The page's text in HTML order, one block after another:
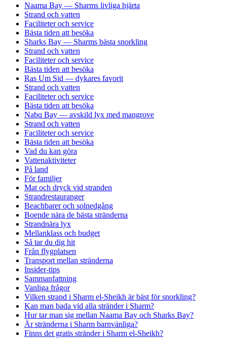
Naama Bay — Sharms livliga hjärta
Strand och vatten
Faciliteter och service
Bästa tiden att besöka
Sharks Bay — Sharms bästa snorkling
Strand och vatten
Faciliteter och service
Bästa tiden att besöka
Ras Um Sid — dykares favorit
Strand och vatten
Faciliteter och service
Bästa tiden att besöka
Nabq Bay — avskild lyx med mangrove
Strand och vatten
Faciliteter och service
Bästa tiden att besöka
Vad du kan göra
Vattenaktiviteter
På land
För familjer
Mat och dryck vid stranden
Strandrestauranger
Beachbarer och solnedgång
Boende nära de bästa stränderna
Strandnära lyx
Mellanklass och budget
Så tar du dig hit
Från flygplatsen
Transport mellan stränderna
Insider-tips
Sammanfattning
Vanliga frågor
Vilken strand i Sharm el-Sheikh är bäst för snorkling?
Kan man bada vid alla stränder i Sharm?
Hur tar man sig mellan Naama Bay och Sharks Bay?
Är stränderna i Sharm barnvänliga?
Finns det gratis stränder i Sharm el-Sheikh?